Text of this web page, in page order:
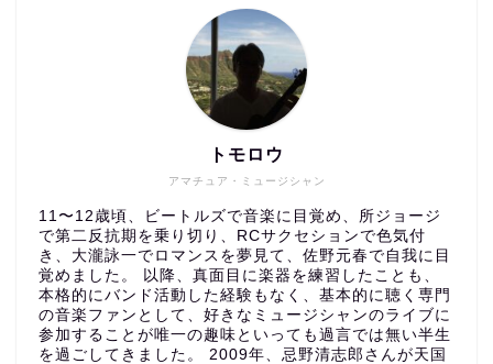
アマチュア・ミュージシャン
トモロウ
11〜12歳頃、ビートルズで音楽に目覚め、所ジョージ
で第二反抗期を乗り切り、RCサクセションで色気付
き、大瀧詠一でロマンスを夢見て、佐野元春で自我に目
覚めました。 以降、真面目に楽器を練習したことも、
本格的にバンド活動した経験もなく、基本的に聴く専門
の音楽ファンとして、好きなミュージシャンのライブに
参加することが唯一の趣味といっても過言では無い半生
を過ごしてきました。 2009年、忌野清志郎さんが天国